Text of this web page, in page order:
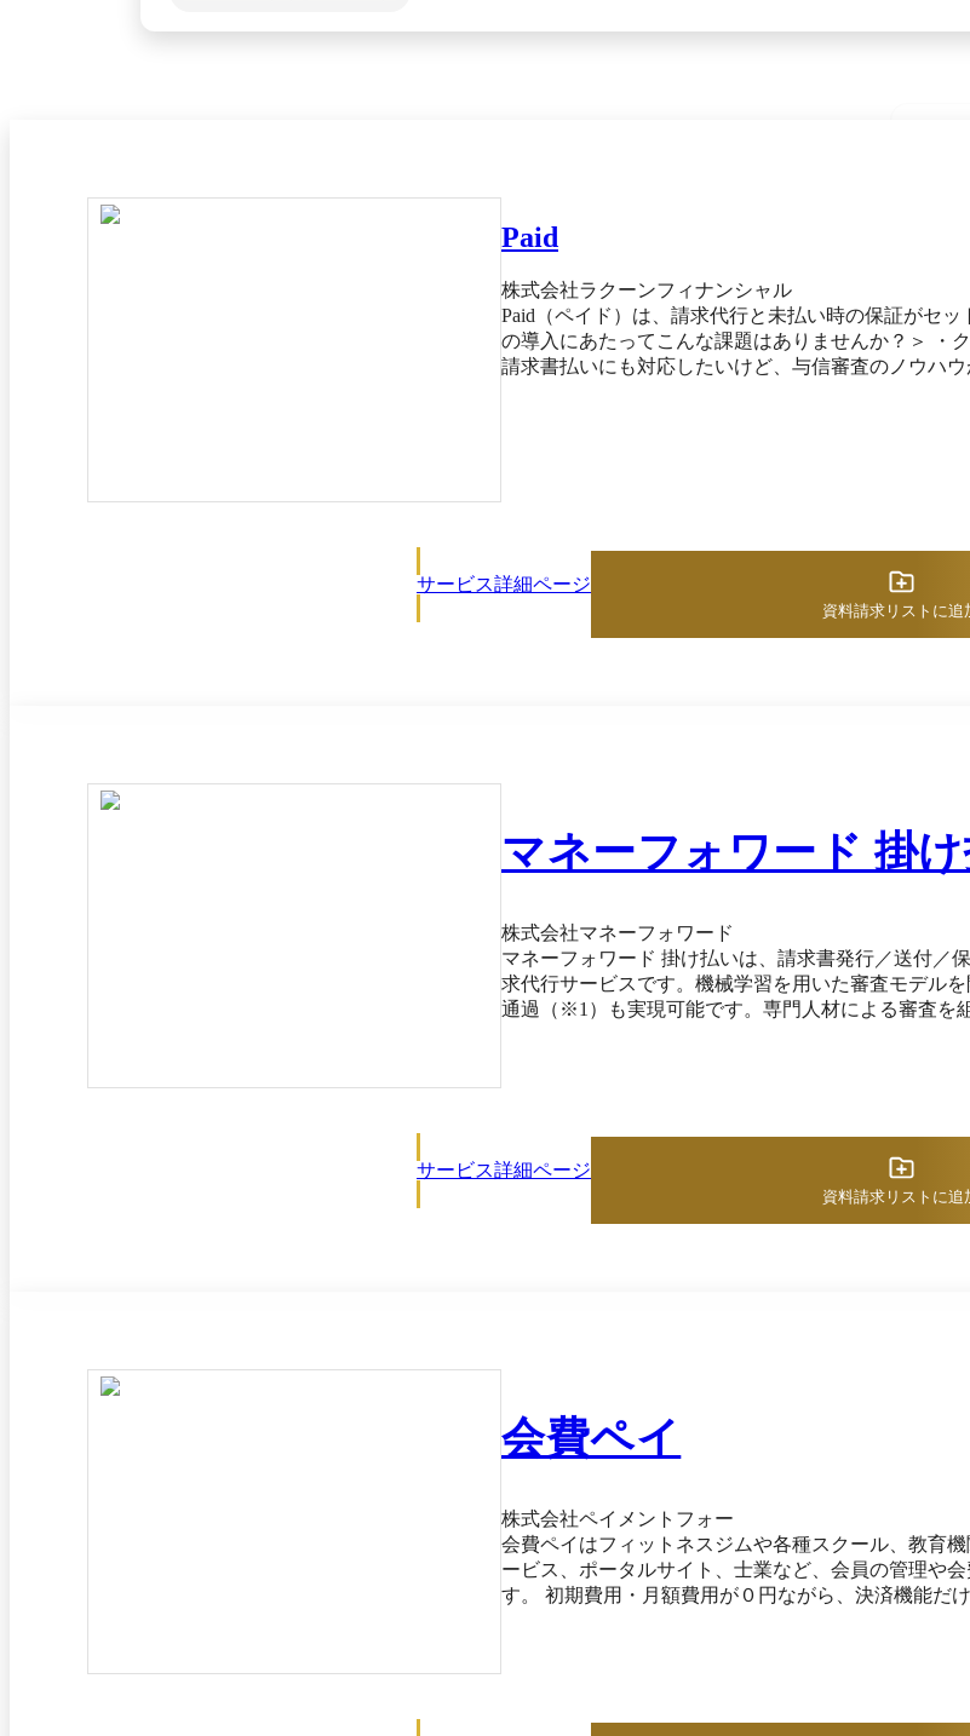
Paid
株式会社ラクーンフィナンシャル
Paid（ペイド）は、請求代行と未払い時の保証がセットになった
の導入にあたってこんな課題はありませんか？＞ ・
請求書払いにも対応したいけど、与信審査のノウハ
サービス詳細ページ
資料請求リストに追
マネーフォワード 掛
株式会社マネーフォワード
マネーフォワード 掛け払いは、請求書発行／送付／
求代行サービスです。機械学習を用いた審査モデル
通過（※1）も実現可能です。専門人材による審査を
されるため、請求確定の手間がかかりません。 ※1：2022年4月～6月に『マネーフォワード 掛け払い』について事業者
から買取を打診された債権のうち、当社利用規約違反の疑いのない債権
イ株式会社所定の条件を満たした場合に限ります。
サービス詳細ページ
資料請求リストに追
会費ペイ
株式会社ペイメントフォー
会費ペイはフィットネスジムや各種スクール、教育
ービス、ポータルサイト、士業など、会員の管理や
す。 初期費用・月額費用が０円ながら、決済機能だけでなく様々な機能がご利用いただけます。 <主な機能> ・入会申